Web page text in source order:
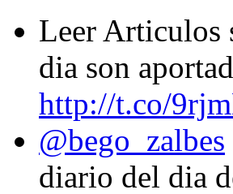
Leer Articulos
dia son
http://t.co/
@bego_zalbes
diario del dia